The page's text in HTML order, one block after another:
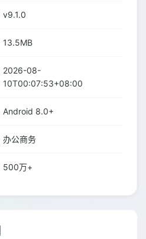
v9.1.0
13.5MB
2026-08-
10T00:07:53+08:00
Android 8.0+
办公商务
500万+